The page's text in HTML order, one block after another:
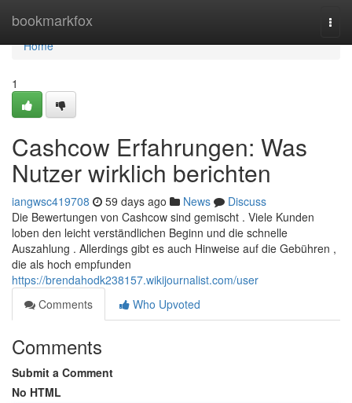
bookmarkfox
Home
Home
1
Cashcow Erfahrungen: Was
Nutzer wirklich berichten
iangwsc419708 59 days ago News
Discuss
Die Bewertungen von Cashcow sind gemischt . Viele Kunden
loben den leicht verständlichen Beginn und die schnelle
Auszahlung . Allerdings gibt es auch Hinweise auf die Gebühren ,
die als hoch empfunden
https://brendahodk238157.wikijournalist.com/user
Comments
Who Upvoted
Comments
Submit a Comment
No HTML